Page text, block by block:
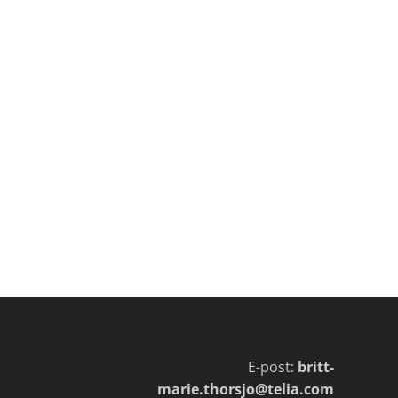
E-post: britt-
marie.thorsjo@telia.com